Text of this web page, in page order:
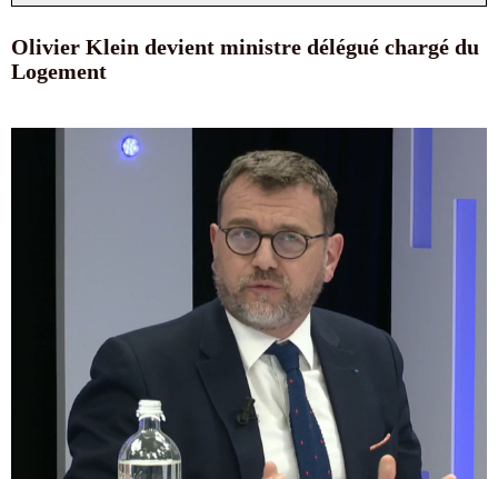
Olivier Klein devient ministre délégué chargé du
Logement